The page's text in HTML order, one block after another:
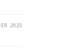
2025